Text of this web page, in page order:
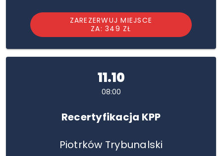
ZAREZERWUJ MIEJSCE
ZA: 349 ZŁ
11.10
08:00
Recertyfikacja KPP
Piotrków Trybunalski